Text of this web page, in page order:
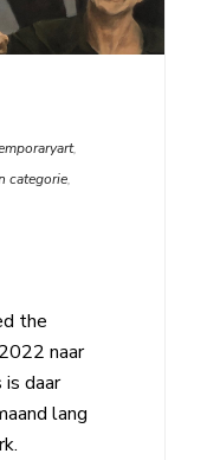
,
categorie,
the
naar
daar
lang